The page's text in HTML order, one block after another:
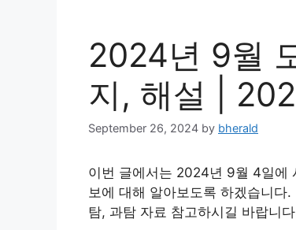
2024년 9월
지, 해설 |
September 26, 2024 by bherald
이번 글에서는 2024년 9월 4일에
보에 대해 알아보도록 하겠습니
탐, 과탐 자료 참고하시길 바랍니